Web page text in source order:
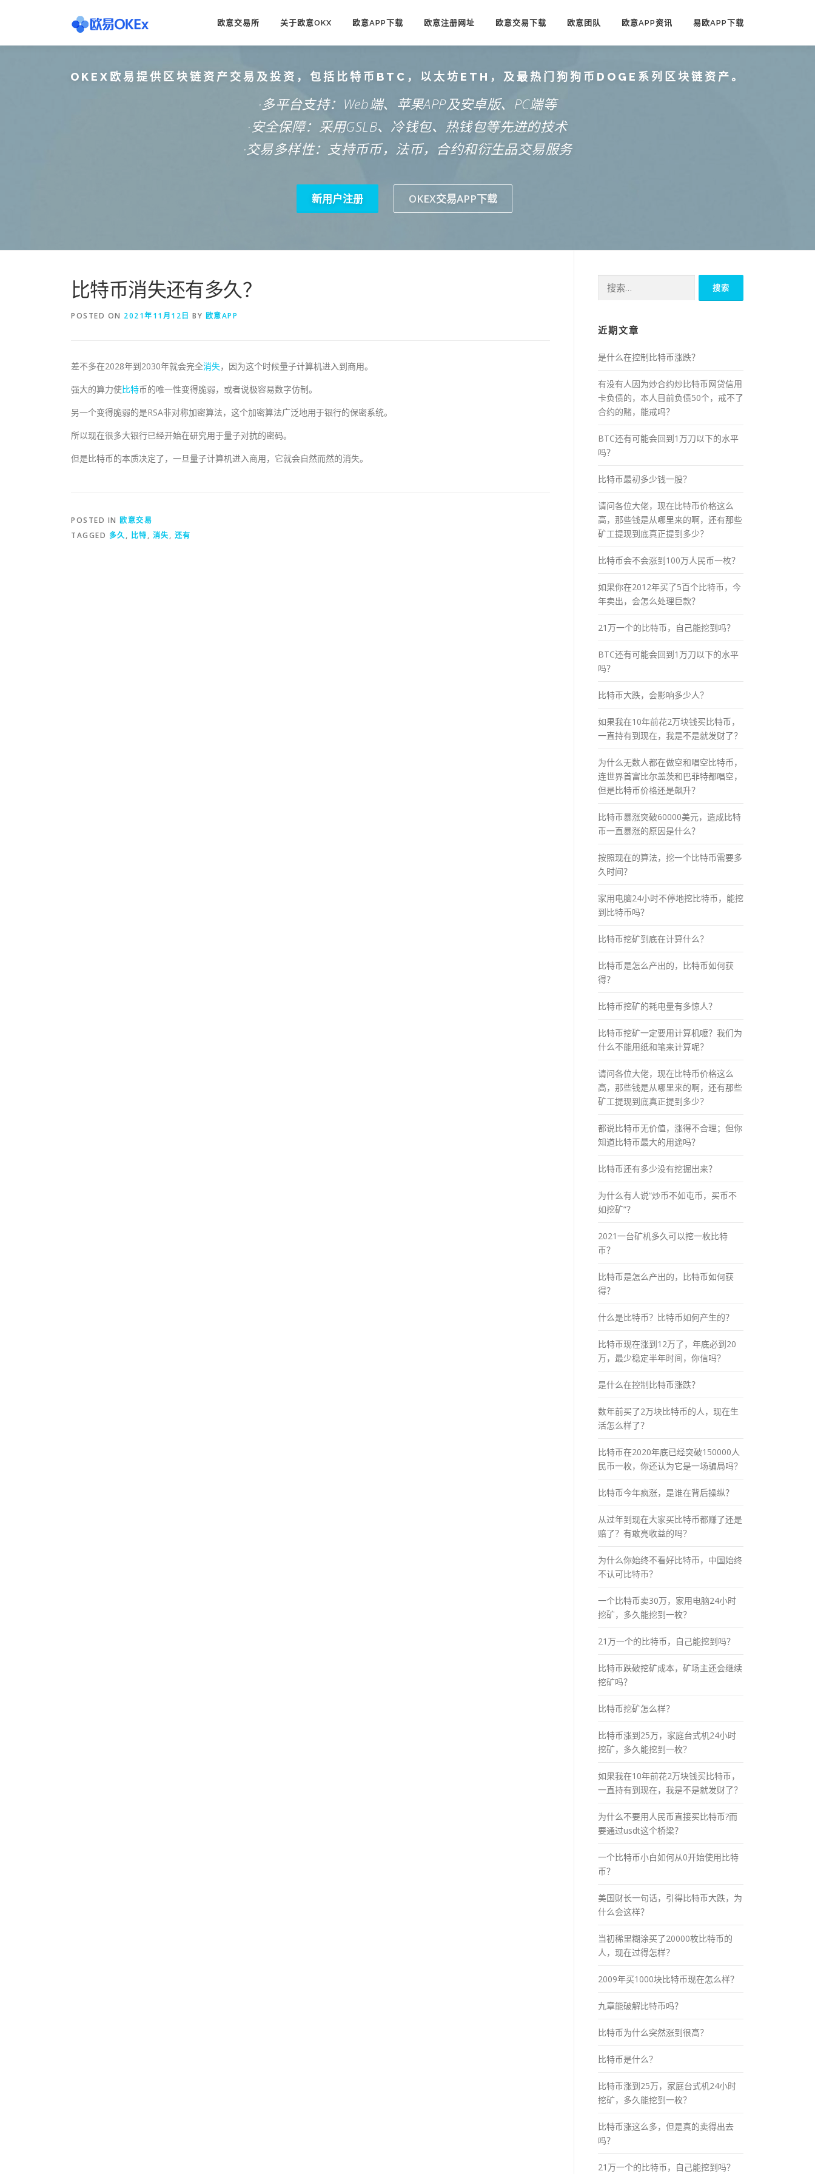
欧意交易所 关于欧意OKX 欧意APP下载 欧意注册网址 欧意交易下载 欧意团队 欧意APP资讯 易欧APP下载
OKEX欧易提供区块链资产交易及投资，包括比特币BTC，以太坊ETH，及最热门狗狗币DOGE系列区块链资产。
·多平台支持：Web端、苹果APP及安卓版、PC端等
·安全保障：采用GSLB、冷钱包、热钱包等先进的技术
·交易多样性：支持币币，法币，合约和衍生品交易服务
新用户注册 OKEX交易APP下载
比特币消失还有多久？
POSTED ON 2021年11月12日 BY 欧意APP
差不多在2028年到2030年就会完全消失，因为这个时候量子计算机进入到商用。
强大的算力使比特币的唯一性变得脆弱，或者说极容易数字仿制。
另一个变得脆弱的是RSA非对称加密算法，这个加密算法广泛地用于银行的保密系统。
所以现在很多大银行已经开始在研究用于量子对抗的密码。
但是比特币的本质决定了，一旦量子计算机进入商用，它就会自然而然的消失。
POSTED IN 欧意交易
TAGGED 多久, 比特, 消失, 还有
索：
近期文章
是什么在控制比特币涨跌？
有没有人因为炒合约炒比特币网贷信用
卡负债的，本人目前负债50个，戒不了
合约的赌，能戒吗？
BTC还有可能会回到1万刀以下的水平
吗？
比特币最初多少钱一股？
请问各位大佬，现在比特币价格这么
高，那些钱是从哪里来的啊，还有那些
矿工提现到底真正提到多少？
比特币会不会涨到100万人民币一枚？
如果你在2012年买了5百个比特币，今
年卖出，会怎么处理巨款？
21万一个的比特币，自己能挖到吗？
BTC还有可能会回到1万刀以下的水平
吗？
比特币大跌，会影响多少人？
如果我在10年前花2万块钱买比特币，
一直持有到现在，我是不是就发财了？
为什么无数人都在做空和唱空比特币，
连世界首富比尔盖茨和巴菲特都唱空，
但是比特币价格还是飙升？
比特币暴涨突破60000美元，造成比特
币一直暴涨的原因是什么？
按照现在的算法，挖一个比特币需要多
久时间？
家用电脑24小时不停地挖比特币，能挖
到比特币吗？
比特币挖矿到底在计算什么？
比特币是怎么产出的，比特币如何获
得？
比特币挖矿的耗电量有多惊人？
比特币挖矿一定要用计算机嚒？我们为
什么不能用纸和笔来计算呢？
请问各位大佬，现在比特币价格这么
高，那些钱是从哪里来的啊，还有那些
矿工提现到底真正提到多少？
都说比特币无价值，涨得不合理；但你
知道比特币最大的用途吗？
比特币还有多少没有挖掘出来？
为什么有人说“炒币不如屯币，买币不
如挖矿”？
2021一台矿机多久可以挖一枚比特
币？
比特币是怎么产出的，比特币如何获
得？
什么是比特币？比特币如何产生的？
比特币现在涨到12万了，年底必到20
万，最少稳定半年时间，你信吗？
是什么在控制比特币涨跌？
数年前买了2万块比特币的人，现在生
活怎么样了？
比特币在2020年底已经突破150000人
民币一枚，你还认为它是一场骗局吗？
比特币今年疯涨，是谁在背后操纵？
从过年到现在大家买比特币都赚了还是
赔了？有敢亮收益的吗？
为什么你始终不看好比特币，中国始终
不认可比特币？
一个比特币卖30万，家用电脑24小时
挖矿，多久能挖到一枚？
21万一个的比特币，自己能挖到吗？
比特币跌破挖矿成本，矿场主还会继续
挖矿吗？
比特币挖矿怎么样？
比特币涨到25万，家庭台式机24小时
挖矿，多久能挖到一枚？
如果我在10年前花2万块钱买比特币，
一直持有到现在，我是不是就发财了？
为什么不要用人民币直接买比特币?而
要通过usdt这个桥梁？
一个比特币小白如何从0开始使用比特
币？
美国财长一句话，引得比特币大跌，为
什么会这样？
当初稀里糊涂买了20000枚比特币的
人，现在过得怎样？
2009年买1000块比特币现在怎么样？
九章能破解比特币吗？
比特币为什么突然涨到很高？
比特币是什么？
比特币涨到25万，家庭台式机24小时
挖矿，多久能挖到一枚？
比特币涨这么多，但是真的卖得出去
吗？
21万一个的比特币，自己能挖到吗？